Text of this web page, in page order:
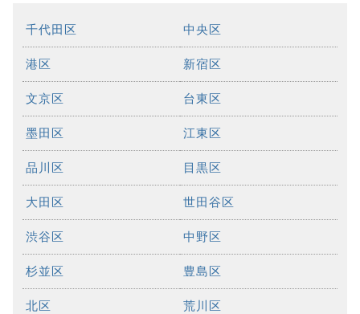
千代田区 中央区
港区 新宿区
文京区 台東区
墨田区 江東区
品川区 目黒区
大田区 世田谷区
渋谷区 中野区
杉並区 豊島区
北区 荒川区